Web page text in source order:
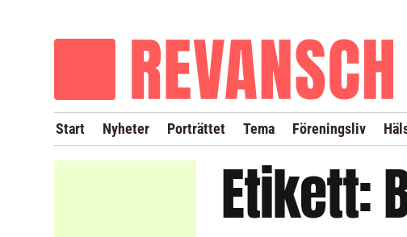
Start Nyheter Porträttet Tema Föreningsliv
OM REVANSCH TIDIGARE NUMMER
Etikett: